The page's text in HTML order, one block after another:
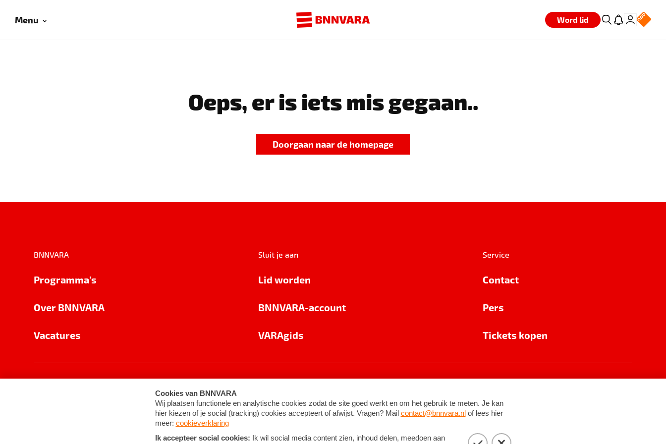
Menu Word lid
Oeps, er is iets mis gegaan..
Doorgaan naar de homepage
BNNVARA
Programma's
Over BNNVARA
Vacatures
Sluit je aan
Lid worden
BNNVARA-account
VARAgids
Service
Contact
Pers
Tickets kopen
Cookie-instellingen Algemene voorwaarden ©2026BNNVARA